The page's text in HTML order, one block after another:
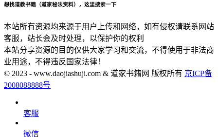
想找道教书籍（道家秘法资料），这里搜索一下
本站所有资源均来源于用户上传和网络，如有侵权请联系网站
客服，站长会及时处理，以保护你的权利
本站分享资源的目的仅供大家学习和交流，不得使用于非法商
业用途，不得违反国家法律！
© 2023 - www.daojiashuji.com & 道家书籍网 版权所有 京ICP备
2008088888号
客服
微信